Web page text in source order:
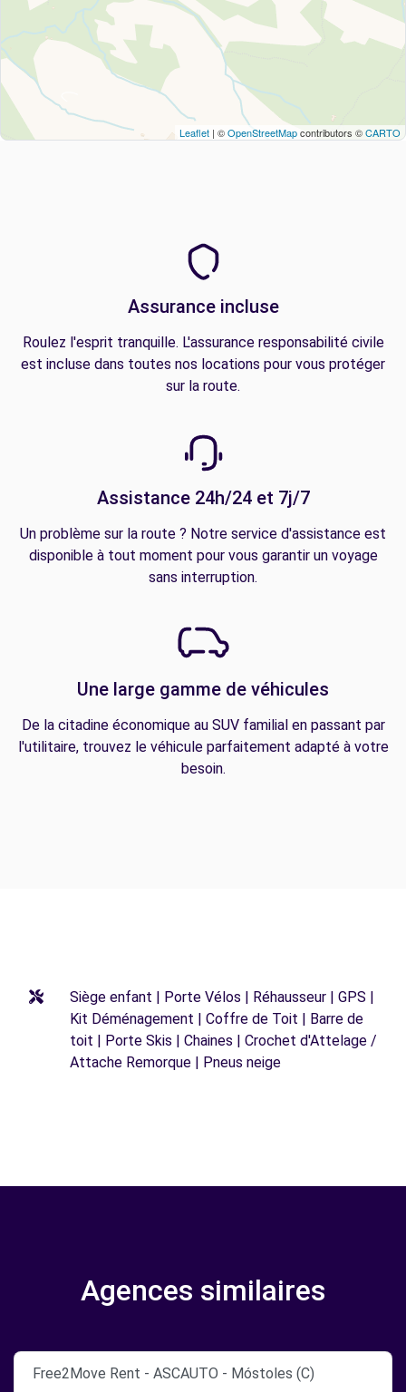
Leaflet | ©OpenStreetMapcontributors ©CARTO
Assurance incluse
Roulez l'esprit tranquille. L'assurance responsabilité civile
est incluse dans toutes nos locations pour vous protéger
sur la route.
Assistance 24h/24 et 7j/7
Un problème sur la route ? Notre service d'assistance est
disponible à tout moment pour vous garantir un voyage
sans interruption.
Une large gamme de véhicules
De la citadine économique au SUV familial en passant par
l'utilitaire, trouvez le véhicule parfaitement adapté à votre
besoin.
Siège enfant | Porte Vélos | Réhausseur | GPS |
Kit Déménagement | Coffre de Toit | Barre de
toit | Porte Skis | Chaines | Crochet d'Attelage /
Attache Remorque | Pneus neige
Agences similaires
Free2Move Rent - ASCAUTO - Móstoles (C)